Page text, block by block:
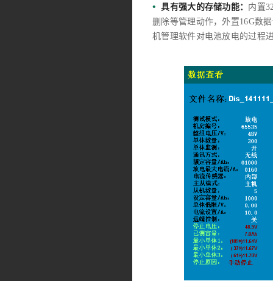
• 具有强大的存储功能： 内置
删除等管理动作，外置16G数
机管理软件对电池放电的过程